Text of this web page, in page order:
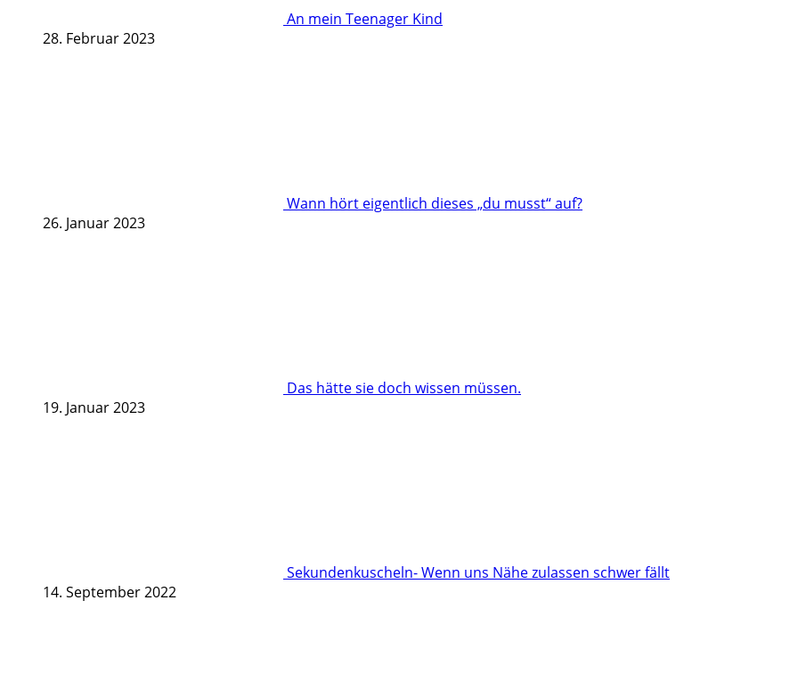
An mein Teenager Kind
28. Februar 2023
Wann hört eigentlich dieses „du musst“ auf?
26. Januar 2023
Das hätte sie doch wissen müssen.
19. Januar 2023
Sekundenkuscheln- Wenn uns Nähe zulassen schwer fällt
14. September 2022